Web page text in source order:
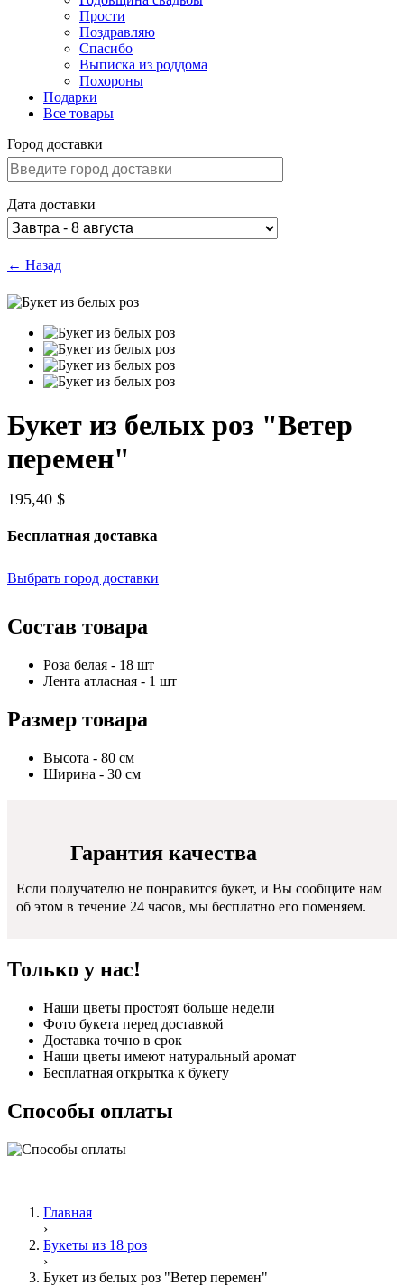
Прости
Поздравляю
Спасибо
Выписка из роддома
Похороны
Подарки
Все товары
Город доставки
Дата доставки
← Назад
Букет из белых роз "Ветер
перемен"
195,40 $
Бесплатная доставка
Выбрать город доставки
Состав товара
Роза белая - 18 шт
Лента атласная - 1 шт
Размер товара
Высота - 80 см
Ширина - 30 см
Гарантия качества
Если получателю не понравится букет, и Вы сообщите нам
об этом в течение 24 часов, мы бесплатно его поменяем.
Только у нас!
Наши цветы простоят больше недели
Фото букета перед доставкой
Доставка точно в срок
Наши цветы имеют натуральный аромат
Бесплатная открытка к букету
Способы оплаты
Главная
›
Букеты из 18 роз
›
Букет из белых роз "Ветер перемен"